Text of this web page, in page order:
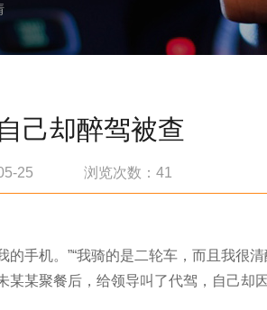
己却醉驾被查
25 浏览次数： 41
手机。”“我骑的是二轮车，而且我很
某聚餐后，给领导叫了代驾，自己却